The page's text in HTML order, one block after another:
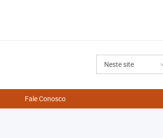
Neste site
Fale Conosco